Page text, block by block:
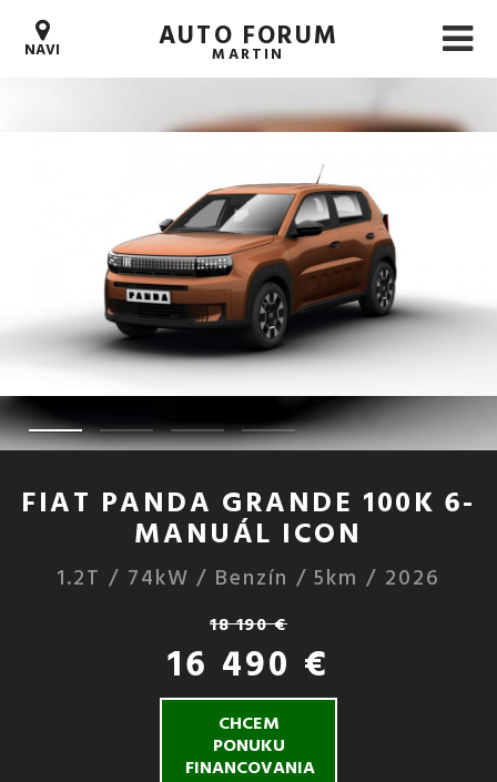
NAVI AUTO FORUM
MARTIN
FIAT PANDA GRANDE 100K 6-
MANUÁL ICON
1.2T / 74kW / Benzín / 5km / 2026
18 190 €
16 490 €
CHCEM
PONUKU
FINANCOVANIA